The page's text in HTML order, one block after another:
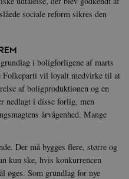
sociale reform sikres den
i boligforligene af marts
Folkeparti vil loyalt medvirke til at
af boligproduktionen og en
nedlagt i disse forlig, men
årvågenhed. Mange
Der må bygges flere, større og
kun ske, hvis konkurrencen
øges. Som grundlag for nye